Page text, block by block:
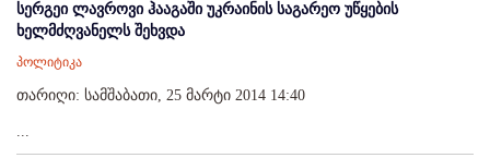
სერგეი ლავროვი ჰააგაში უკრაინის საგარეო უწყების
ხელმძღვანელს შეხვდა
პოლიტიკა
თარიღი: სამშაბათი, 25 მარტი 2014 14:40
...